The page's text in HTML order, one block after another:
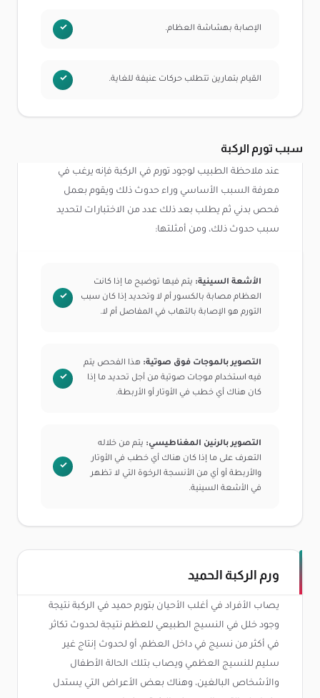
الإصابة بهشاشة العظام.
القيام بتمارين تتطلب حركات عنيفة للغاية.
سبب تورم الركبة
عند ملاحظة الطبيب لوجود تورم في الركبة فإنه يرغب في
معرفة السبب الأساسي وراء حدوث ذلك ويقوم بعمل
فحص بدني ثم يطلب بعد ذلك عدد من الاختبارات لتحديد
سبب حدوث ذلك، ومن أمثلتها:
الأشعة السينية: يتم فيها توضيح ما إذا كانت
العظام مصابة بالكسور أم لا وتحديد إذا كان سبب
التورم هو الإصابة بالتهاب في المفاصل أم لا.
التصوير بالموجات فوق صوتية: هذا الفحص يتم
فيه استخدام موجات صوتية من أجل تحديد ما إذا
كان هناك أي خطب في الأوتار أو الأربطة.
التصوير بالرنين المغناطيسي: يتم من خلاله
التعرف على ما إذا كان هناك أي خطب في الأوتار
والأربطة أو أي من الأنسجة الرخوة التي لا تظهر
في الأشعة السينية.
ورم الركبة الحميد
يصاب الأفراد في أغلب الأحيان بتورم حميد في الركبة نتيجة
وجود خلل في النسيج الطبيعي للعظم نتيجة لحدوث تكاثر
في أكثر من نسيج في داخل العظم، أو لحدوث إنتاج غير
سليم للنسيج العظمي ويصاب بتلك الحالة الأطفال
والأشخاص البالغين، وهناك بعض الأعراض التي يستدل